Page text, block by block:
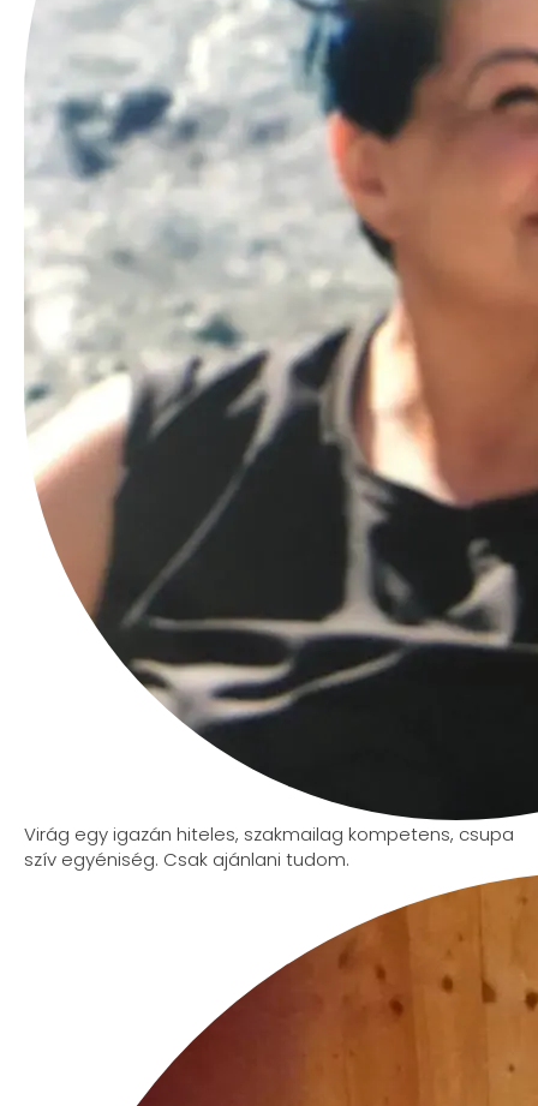
Virág egy igazán hiteles, szakmailag kompetens, csupa
szív egyéniség. Csak ajánlani tudom.